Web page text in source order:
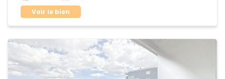
Voir le bien